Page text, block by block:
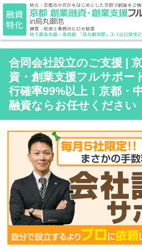
合同会社設立のご支援 |
資・創業支援フルサポー
行確率99%以上！京都・
融資ならお任せください